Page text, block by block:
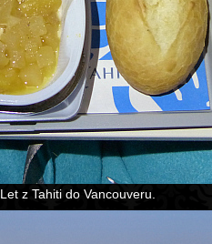
Let z Tahiti do Vancouveru.